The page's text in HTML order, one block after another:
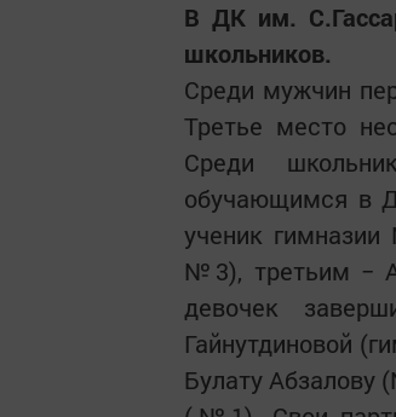
В ДК им.
школьников.
Среди мужчин
Третье место
Среди
обучающимся в
ученик
№3), третьим −
девочек
Гайнутдиновой
Булату Абзалову